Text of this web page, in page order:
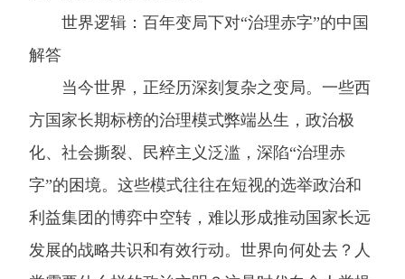
世界逻辑：百年变局下对“治理赤字”的中国
解答
当今世界，正经历深刻复杂之变局。一些西
方国家长期标榜的治理模式弊端丛生，政治极
化、社会撕裂、民粹主义泛滥，深陷“治理赤
字”的困境。这些模式往往在短视的选举政治和
利益集团的博弈中空转，难以形成推动国家长远
发展的战略共识和有效行动。世界向何处去？人